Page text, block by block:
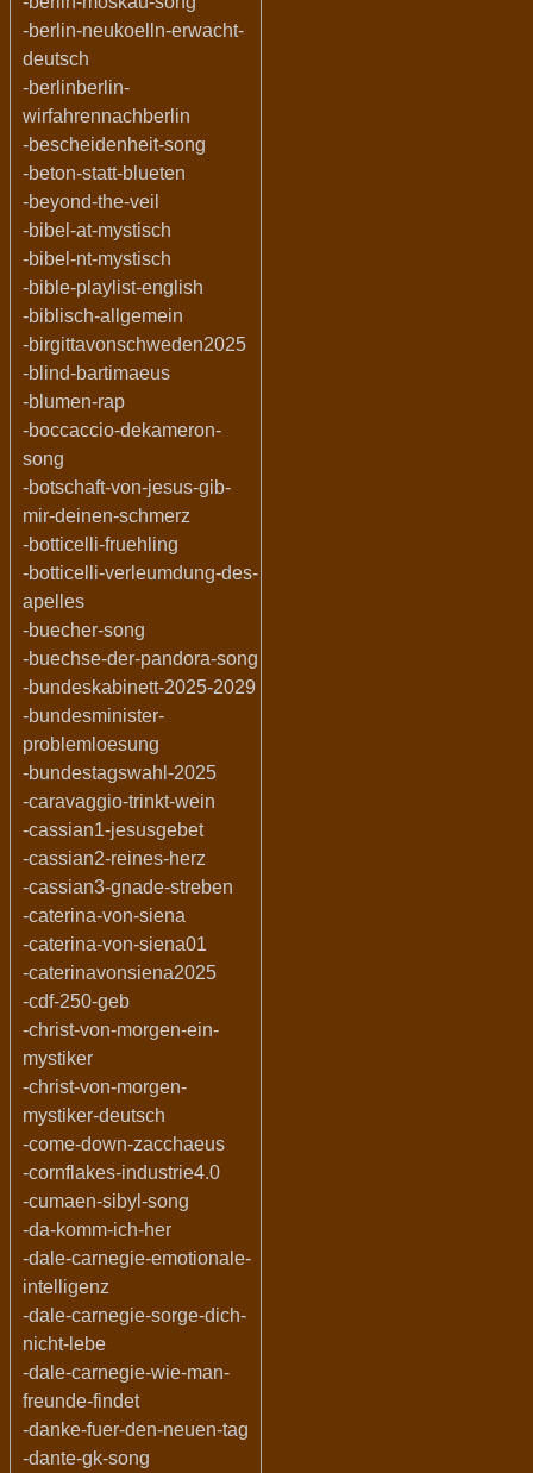
-berlin-neukoelln-erwacht-
deutsch
-berlinberlin-
wirfahrennachberlin
-bescheidenheit-song
-beton-statt-blueten
-beyond-the-veil
-bibel-at-mystisch
-bibel-nt-mystisch
-bible-playlist-english
-biblisch-allgemein
-birgittavonschweden2025
-blind-bartimaeus
-blumen-rap
-boccaccio-dekameron-
song
-botschaft-von-jesus-gib-
mir-deinen-schmerz
-botticelli-fruehling
-botticelli-verleumdung-des-
apelles
-buecher-song
-buechse-der-pandora-song
-bundeskabinett-2025-2029
-bundesminister-
problemloesung
-bundestagswahl-2025
-caravaggio-trinkt-wein
-cassian1-jesusgebet
-cassian2-reines-herz
-cassian3-gnade-streben
-caterina-von-siena
-caterina-von-siena01
-caterinavonsiena2025
-cdf-250-geb
-christ-von-morgen-ein-
mystiker
-christ-von-morgen-
mystiker-deutsch
-come-down-zacchaeus
-cornflakes-industrie4.0
-cumaen-sibyl-song
-da-komm-ich-her
-dale-carnegie-emotionale-
intelligenz
-dale-carnegie-sorge-dich-
nicht-lebe
-dale-carnegie-wie-man-
freunde-findet
-danke-fuer-den-neuen-tag
-dante-gk-song